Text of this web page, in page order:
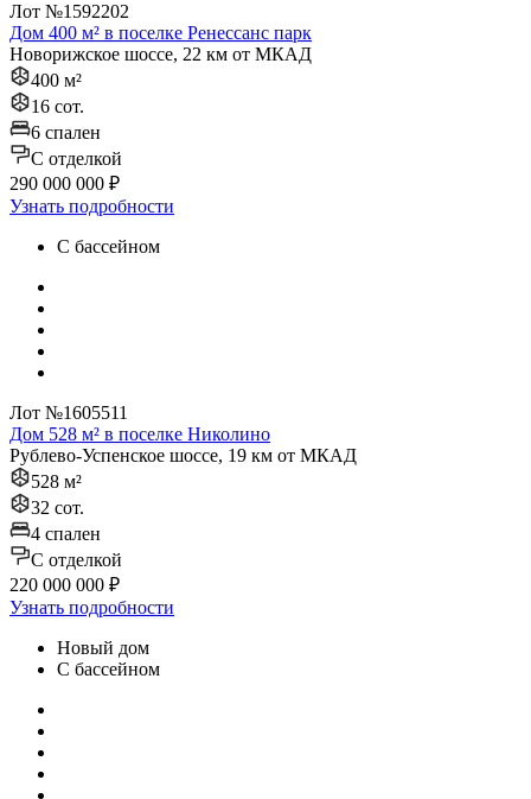
Лот №1592202
Дом 400 м² в поселке Ренессанс парк
Новорижское шоссе, 22 км от МКАД
400 м²
16 сот.
6 спален
C отделкой
290 000 000 ₽
Узнать подробности
С бассейном
Лот №1605511
Дом 528 м² в поселке Николино
Рублево-Успенское шоссе, 19 км от МКАД
528 м²
32 сот.
4 спален
C отделкой
220 000 000 ₽
Узнать подробности
Новый дом
С бассейном